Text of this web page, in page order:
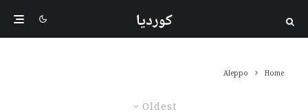
کوردیا
Home
Aleppo
Oldest